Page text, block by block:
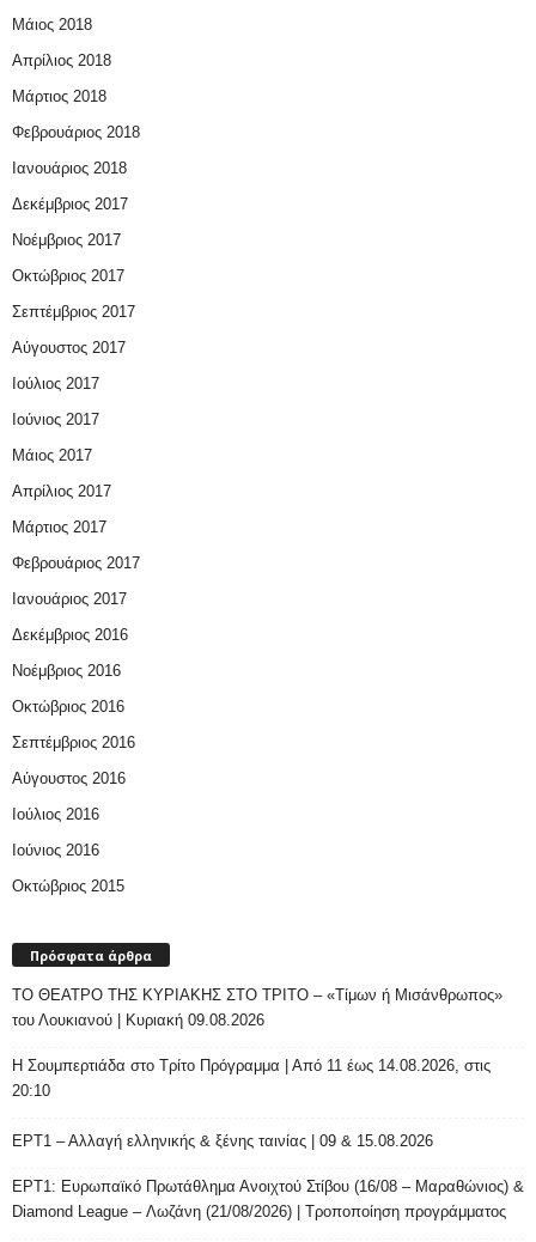
Μάιος 2018
Απρίλιος 2018
Μάρτιος 2018
Φεβρουάριος 2018
Ιανουάριος 2018
Δεκέμβριος 2017
Νοέμβριος 2017
Οκτώβριος 2017
Σεπτέμβριος 2017
Αύγουστος 2017
Ιούλιος 2017
Ιούνιος 2017
Μάιος 2017
Απρίλιος 2017
Μάρτιος 2017
Φεβρουάριος 2017
Ιανουάριος 2017
Δεκέμβριος 2016
Νοέμβριος 2016
Οκτώβριος 2016
Σεπτέμβριος 2016
Αύγουστος 2016
Ιούλιος 2016
Ιούνιος 2016
Οκτώβριος 2015
Πρόσφατα άρθρα
ΤΟ ΘΕΑΤΡΟ ΤΗΣ ΚΥΡΙΑΚΗΣ ΣΤΟ ΤΡΙΤΟ – «Τίμων ή Μισάνθρωπος»
του Λουκιανού | Κυριακή 09.08.2026
H Σουμπερτιάδα στο Τρίτο Πρόγραμμα | Από 11 έως 14.08.2026, στις
20:10
ΕΡΤ1 – Αλλαγή ελληνικής & ξένης ταινίας | 09 & 15.08.2026
ΕΡΤ1: Ευρωπαϊκό Πρωτάθλημα Ανοιχτού Στίβου (16/08 – Μαραθώνιος) &
Diamond League – Λωζάνη (21/08/2026) | Τροποποίηση προγράμματος